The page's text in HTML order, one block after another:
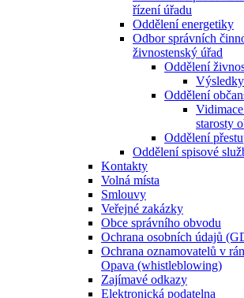
řízení úřadu
Oddělení energetiky
Odbor správních
živnostenský úřad
Oddělení
Oddělení
starosty
Oddělení
Oddělení spisové
Kontakty
Volná místa
Smlouvy
Veřejné zakázky
Obce správního obvodu
Ochrana osobních údajů
Ochrana oznamovatelů v
Opava (whistleblowing)
Zajímavé odkazy
Elektronická podatelna